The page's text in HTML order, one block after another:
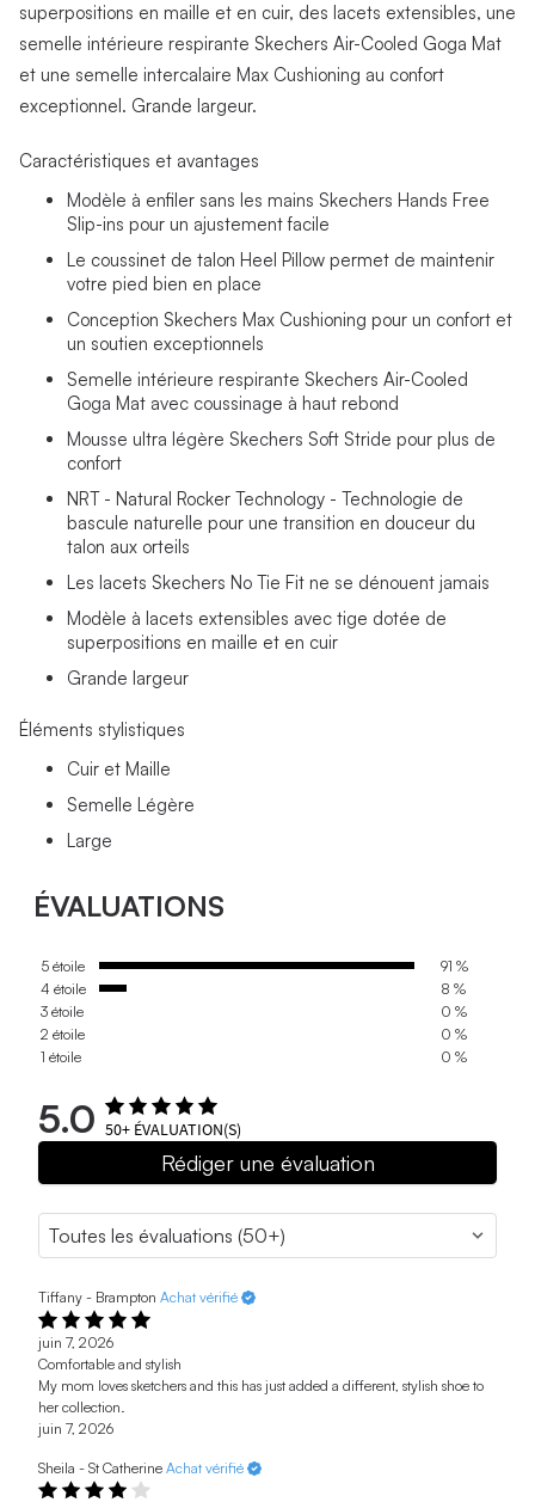
superpositions en maille et en cuir, des lacets extensibles, une
semelle intérieure respirante Skechers Air-Cooled Goga Mat
et une semelle intercalaire Max Cushioning au confort
exceptionnel. Grande largeur.
Caractéristiques et avantages
Modèle à enfiler sans les mains Skechers Hands Free
Slip-ins pour un ajustement facile
Le coussinet de talon Heel Pillow permet de maintenir
votre pied bien en place
Conception Skechers Max Cushioning pour un confort et
un soutien exceptionnels
Semelle intérieure respirante Skechers Air-Cooled
Goga Mat avec coussinage à haut rebond
Mousse ultra légère Skechers Soft Stride pour plus de
confort
NRT - Natural Rocker Technology - Technologie de
bascule naturelle pour une transition en douceur du
talon aux orteils
Les lacets Skechers No Tie Fit ne se dénouent jamais
Modèle à lacets extensibles avec tige dotée de
superpositions en maille et en cuir
Grande largeur
Éléments stylistiques
Cuir et Maille
Semelle Légère
Large
ÉVALUATIONS
5 étoile
91 %
4 étoile
8 %
3 étoile
0 %
2 étoile
0 %
1 étoile
0 %
5.0 50+ ÉVALUATION(S)
Rédiger une évaluation
Tiffany - Brampton Achat vérifié
juin 7, 2026
Comfortable and stylish
My mom loves sketchers and this has just added a different, stylish shoe to
her collection.
juin 7, 2026
Sheila - St Catherine Achat vérifié